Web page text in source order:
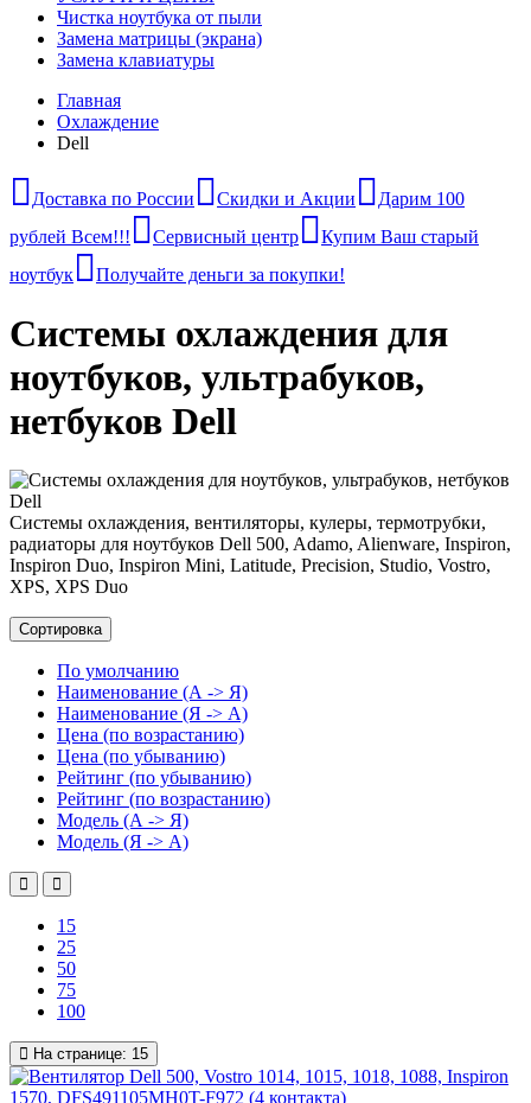
Чистка ноутбука от пыли
Замена матрицы (экрана)
Замена клавиатуры
Главная
Охлаждение
Dell
Доставка по России Скидки и Акции
Дарим 100
рублей Всем!!!
Сервисный центр
Купим Ваш старый
ноутбук
Получайте деньги за покупки!
Системы охлаждения для
ноутбуков, ультрабуков,
нетбуков Dell
Системы охлаждения, вентиляторы, кулеры, термотрубки,
радиаторы для ноутбуков Dell 500, Adamo, Alienware, Inspiron,
Inspiron Duo, Inspiron Mini, Latitude, Precision, Studio, Vostro,
XPS, XPS Duo
Сортировка
По умолчанию
Наименование (А -> Я)
Наименование (Я -> А)
Цена (по возрастанию)
Цена (по убыванию)
Рейтинг (по убыванию)
Рейтинг (по возрастанию)
Модель (А -> Я)
Модель (Я -> А)
15
25
50
75
100
На странице: 15